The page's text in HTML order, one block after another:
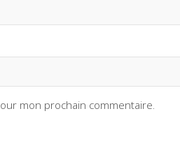
mon prochain commentaire.